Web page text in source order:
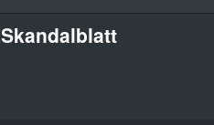
Skandalblatt